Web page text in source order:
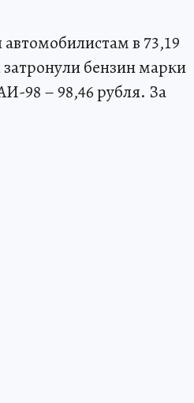
в 73,19
бензин марки
98 – 98,46 рубля. За